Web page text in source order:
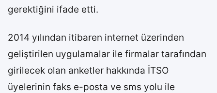
gerektiğini ifade etti.
2014 yılından itibaren internet üzerinden
geliştirilen uygulamalar ile firmalar tarafından
girilecek olan anketler hakkında İTSO
üyelerinin faks e-posta ve sms yolu ile